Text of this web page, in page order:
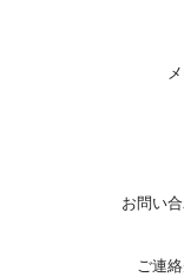
お問い
ご連